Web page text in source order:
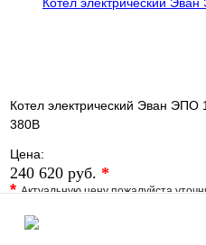
Котел электрический Эван ЭПО
380В
Цена:
240 620 руб. *
*Актуальную цену пожалуйста
В избранное